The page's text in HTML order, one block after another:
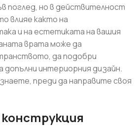
поглед, но в действителност
влияе както на
и на естетиката на вашия
врата може да
да подобри
допълни интериорния дизайн.
преди да направите своя